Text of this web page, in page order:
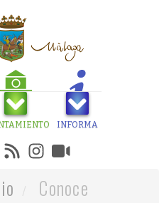
INFORMA
Conoce